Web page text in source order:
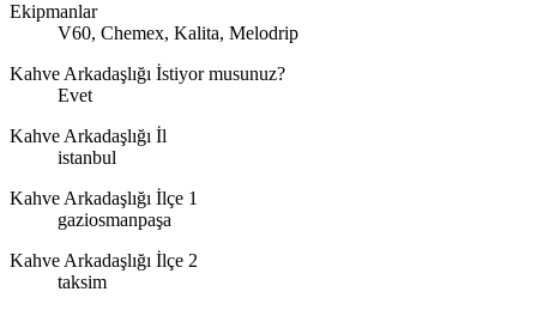
Ekipmanlar
V60, Chemex, Kalita, Melodrip
Kahve Arkadaşlığı İstiyor musunuz?
Evet
Kahve Arkadaşlığı İl
istanbul
Kahve Arkadaşlığı İlçe 1
gaziosmanpaşa
Kahve Arkadaşlığı İlçe 2
taksim